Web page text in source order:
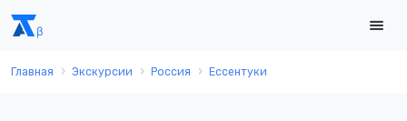
Главная Экскурсии Россия Ессентуки